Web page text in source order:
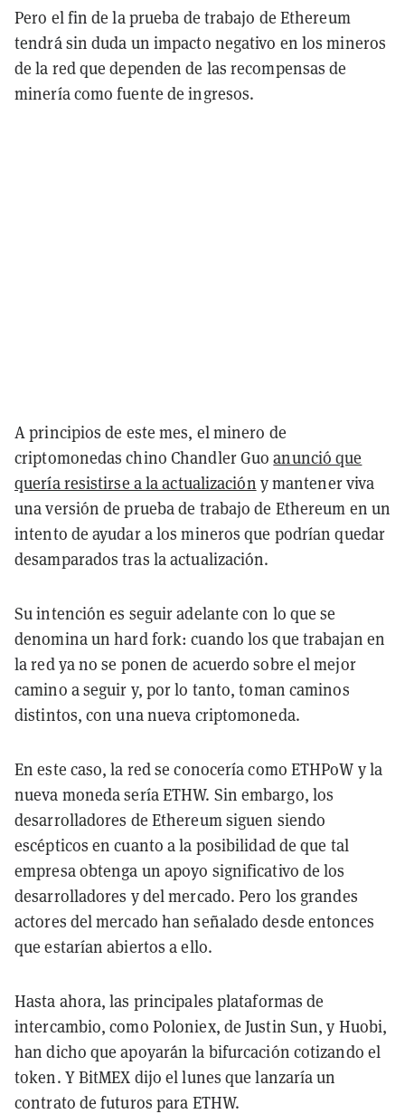
Pero el fin de la prueba de trabajo de Ethereum
tendrá sin duda un impacto negativo en los mineros
de la red que dependen de las recompensas de
minería como fuente de ingresos.
A principios de este mes, el minero de
criptomonedas chino Chandler Guoanunció que
quería resistirse a la actualización y mantener viva
una versión de prueba de trabajo de Ethereum en un
intento de ayudar a los mineros que podrían quedar
desamparados tras la actualización.
Su intención es seguir adelante con lo que se
denomina un hard fork: cuando los que trabajan en
la red ya no se ponen de acuerdo sobre el mejor
camino a seguir y, por lo tanto, toman caminos
distintos, con una nueva criptomoneda.
En este caso, la red se conocería como ETHPoW y la
nueva moneda sería ETHW. Sin embargo, los
desarrolladores de Ethereum siguen siendo
escépticos en cuanto a la posibilidad de que tal
empresa obtenga un apoyo significativo de los
desarrolladores y del mercado. Pero los grandes
actores del mercado han señalado desde entonces
que estarían abiertos a ello.
Hasta ahora, las principales plataformas de
intercambio, como Poloniex, de Justin Sun, y Huobi,
han dicho que apoyarán la bifurcación cotizando el
token. Y BitMEX dijo el lunes que lanzaría un
contrato de futuros para ETHW.